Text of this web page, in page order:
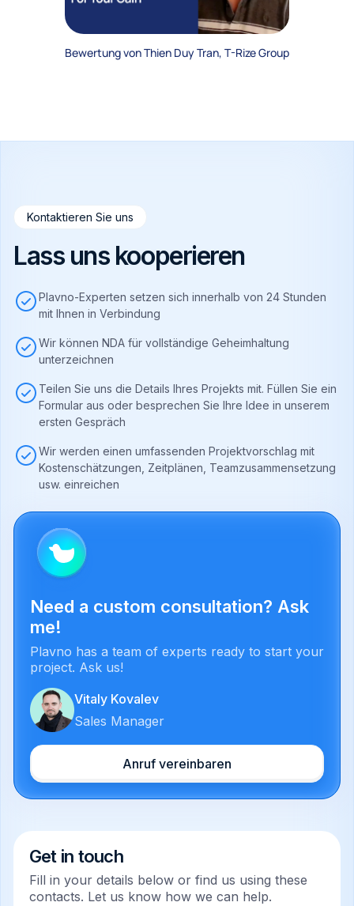
Bewertung von Thien Duy Tran, T-Rize Group
Kontaktieren Sie uns
Lass uns kooperieren
Plavno-Experten setzen sich innerhalb von 24 Stunden
mit Ihnen in Verbindung
Wir können NDA für vollständige Geheimhaltung
unterzeichnen
Teilen Sie uns die Details Ihres Projekts mit. Füllen Sie ein
Formular aus oder besprechen Sie Ihre Idee in unserem
ersten Gespräch
Wir werden einen umfassenden Projektvorschlag mit
Kostenschätzungen, Zeitplänen, Teamzusammensetzung
usw. einreichen
Need a custom consultation? Ask
me!
Plavno has a team of experts ready to start your
project. Ask us!
Vitaly Kovalev
Sales Manager
Anruf vereinbaren
Get in touch
Fill in your details below or find us using these
contacts. Let us know how we can help.